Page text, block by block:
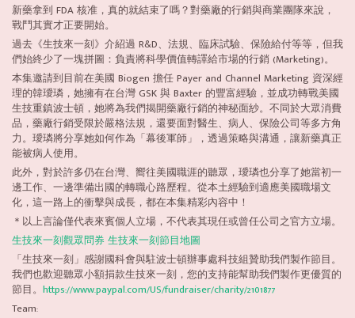
新藥拿到 FDA 核准，真的就結束了嗎？對藥廠的行銷與商業團隊來說，
戰鬥其實才正要開始。
過去《生技來一刻》介紹過 R&D、法規、臨床試驗、保險給付等等，但我
們始終少了一塊拼圖：負責將科學價值轉譯給市場的行銷 (Marketing)。
本集邀請到目前在美國 Biogen 擔任 Payer and Channel Marketing 資深經
理的韓璦璘，她擁有在台灣 GSK 與 Baxter 的豐富經驗，並成功轉戰美國
生技重鎮波士頓，她將為我們揭開藥廠行銷的神秘面紗。不同於大眾消費
品，藥廠行銷受限於嚴格法規，還要面對醫生、病人、保險公司等多方角
力。璦璘將分享她如何作為「幕後軍師」，透過策略與溝通，讓新藥真正
能被病人使用。
此外，對於許多仍在台灣、嚮往美國職涯的聽眾，璦璘也分享了她當初一
邊工作、一邊準備出國的轉職心路歷程。從本土經驗到適應美國職場文
化，這一路上的衝擊與成長，都在本集精彩內容中！
＊以上言論僅代表來賓個人立場，不代表其現任或曾任公司之官方立場。
生技來一刻觀眾問券生技來一刻節目地圖
「生技來一刻」感謝國科會與駐波士頓辦事處科技組贊助我們製作節目。
我們也歡迎聽眾小額捐款生技來一刻，您的支持能幫助我們製作更優質的
節目。 https://www.paypal.com/US/fundraiser/charity/2101877
Team: